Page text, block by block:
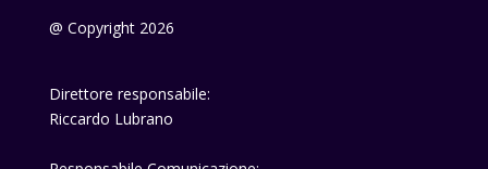
@ Copyright 2026
Direttore responsabile:
Riccardo Lubrano